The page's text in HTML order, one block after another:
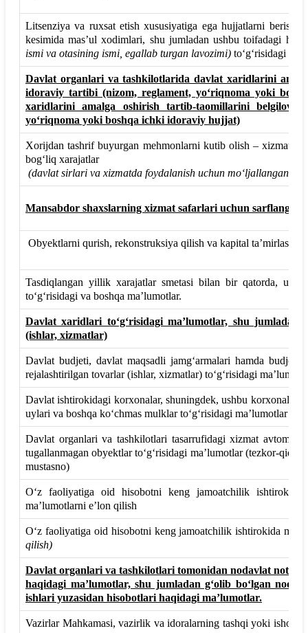
Litsenziya va ruxsat etish xususiyatiga ega hujjatlarni
kesimida mas’ul xodimlari, shu jumladan ushbu toifadagi
ismi va otasining ismi, egаllab turgan lavozimi) to‘g‘risidagi
Davlat organlari va tashkilotlarida davlat xaridlarini
idoraviy tartibi (nizom, reglament, yo‘riqnoma yoki
xaridlarini amalga oshirish tartib-taomillarini
yo‘riqnoma yoki boshqa ichki idoraviy hujjat)
Xorijdan tashrif buyurgan mehmonlarni kutib olish – xizmat
bog‘liq xarajatlar
(davlat sirlari va xizmatda foydalanish uchun mo‘ljallangan
Mansabdor shaxslarning xizmat safarlari uchun sarflangan
Obyektlarni qurish, rekonstruksiya qilish va kapital ta’mirlash
Tasdiqlangan yillik xarajatlar smetasi bilan bir qatorda,
to‘g‘risidagi va boshqa ma’lumotlar.
Dаvlat xaridlari to‘g‘risidagi ma’lumotlar, shu jumladan
(ishlar, xizmatlar)
Davlat budjeti, davlat maqsadli jamg‘armalari hamda budjet
rejalashtirilgan tovarlar (ishlar, xizmatlar) to‘g‘risidagi
Davlat ishtirokidagi korxonalar, shuningdek, ushbu
uylari va boshqa ko‘chmas mulklar to‘g‘risidagi ma’lumotlar
Davlat organlari va tashkilotlari tasarrufidagi xizmat
tugallanmagan obyektlar to‘g‘risidagi ma’lumotlar (tezkor-
mustasno)
O‘z faoliyatiga oid hisobotni keng jamoatchilik ishtirokida
ma’lumotlarni e’lon qilish
O‘z faoliyatiga oid hisobotni keng jamoatchilik ishtirokida
qilish)
Davlat organlari va tashkilotlari tomonidan nodavlat
haqidagi ma’lumotlar, shu jumladan g‘olib bo‘lgan
ishlari yuzasidan hisobotlari haqidagi ma’lumotlar.
Vazirlar Mahkamasi, vazirlik va idoralarning tashqi yoki